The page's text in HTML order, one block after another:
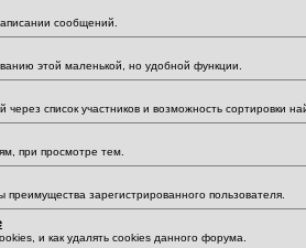
сообщений.
этой маленькой, но удобной функции.
через список участников и возможность сортировки
при просмотре тем.
преимущества зарегистрированного пользователя.
и как удалять cookies данного форума.